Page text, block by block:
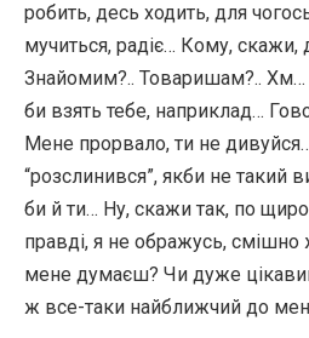
робить, десь ходить, для
мучиться, радіє… Кому, скажи,
Знайомим?.. Товаришам?..
би взять тебе, наприклад…
Мене прорвало, ти не
“розслинився”, якби не такий
би й ти… Ну, скажи так, по
правді, я не ображусь, смішно
мене думаєш? Чи дуже
ж все-таки найближчий до